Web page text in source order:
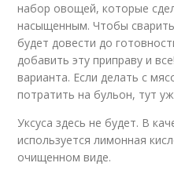
набор овощей, которые
насыщенным. Чтобы
будет довести до
добавить эту приправу и
варианта. Если делать с
потратить на бульон, тут
Уксуса здесь не будет. В
используется лимонная
очищенном виде.